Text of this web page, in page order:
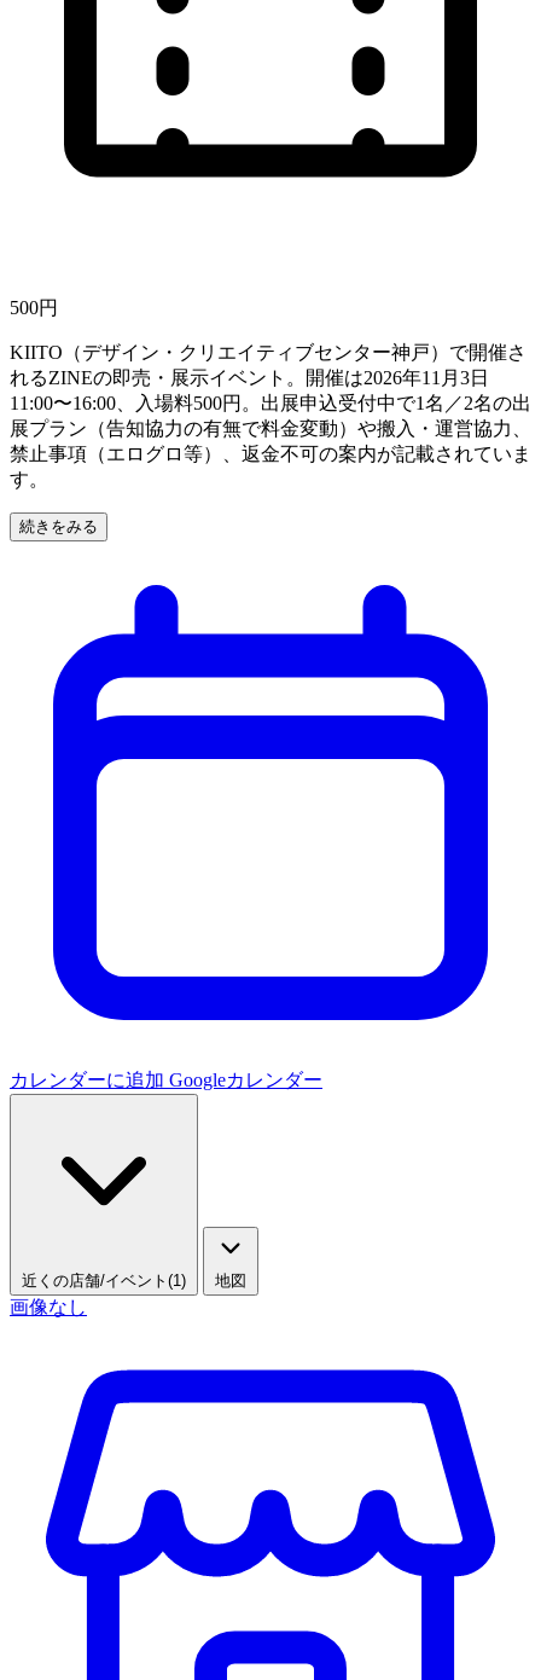
500円
KIITO（デザイン・クリエイティブセンター神戸）で開催さ
れるZINEの即売・展示イベント。開催は2026年11月3日
11:00〜16:00、入場料500円。出展申込受付中で1名／2名の出
展プラン（告知協力の有無で料金変動）や搬入・運営協力、
禁止事項（エログロ等）、返金不可の案内が記載されていま
す。
続きをみる
カレンダーに追加 Googleカレンダー
近くの店舗/イベント(1) 地図
画像なし